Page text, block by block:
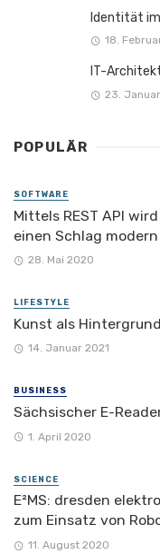
Identität
18.
IT-
23.
POPULÄR
SOFTWARE
Mittels REST API
einen Schlag modern
28. Mai 2020
LIFESTYLE
Kunst als
14. Januar 2021
BUSINESS
Sächsischer E-
1. April 2020
SCIENCE
E²MS: dresden
zum Einsatz von
11. August 2020